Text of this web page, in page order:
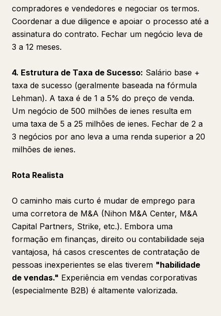
compradores e vendedores e negociar os termos.
Coordenar a due diligence e apoiar o processo até a
assinatura do contrato. Fechar um negócio leva de
3 a 12 meses.
4. Estrutura de Taxa de Sucesso: Salário base +
taxa de sucesso (geralmente baseada na fórmula
Lehman). A taxa é de 1 a 5% do preço de venda.
Um negócio de 500 milhões de ienes resulta em
uma taxa de 5 a 25 milhões de ienes. Fechar de 2 a
3 negócios por ano leva a uma renda superior a 20
milhões de ienes.
Rota Realista
O caminho mais curto é mudar de emprego para
uma corretora de M&A (Nihon M&A Center, M&A
Capital Partners, Strike, etc.). Embora uma
formação em finanças, direito ou contabilidade seja
vantajosa, há casos crescentes de contratação de
pessoas inexperientes se elas tiverem "habilidade
de vendas." Experiência em vendas corporativas
(especialmente B2B) é altamente valorizada.